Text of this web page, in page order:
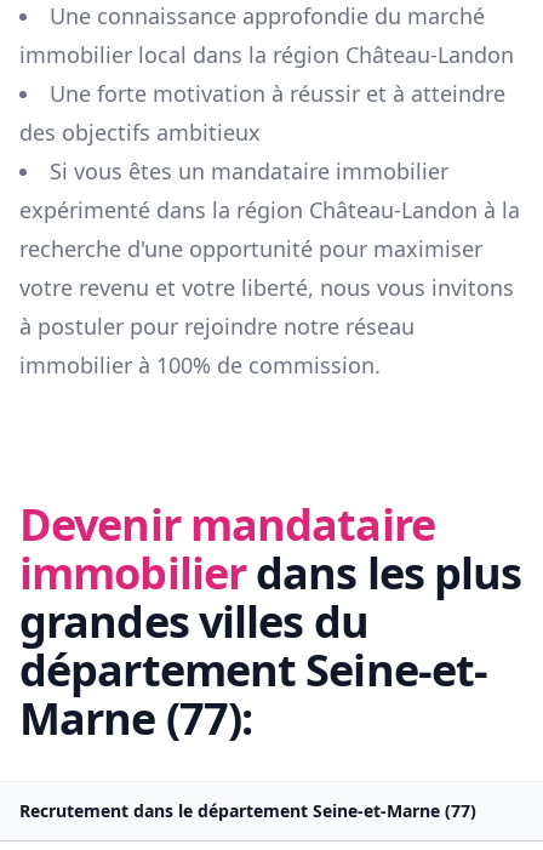
Une connaissance approfondie du marché
immobilier local dans la région Château-Landon
Une forte motivation à réussir et à atteindre
des objectifs ambitieux
Si vous êtes un mandataire immobilier
expérimenté dans la région Château-Landon à la
recherche d'une opportunité pour maximiser
votre revenu et votre liberté, nous vous invitons
à postuler pour rejoindre notre réseau
immobilier à 100% de commission.
Devenir mandataire
immobilierdans les plus
grandes villes du
départementSeine-et-
Marne (77):
Recrutement dans le département Seine-et-Marne (77)